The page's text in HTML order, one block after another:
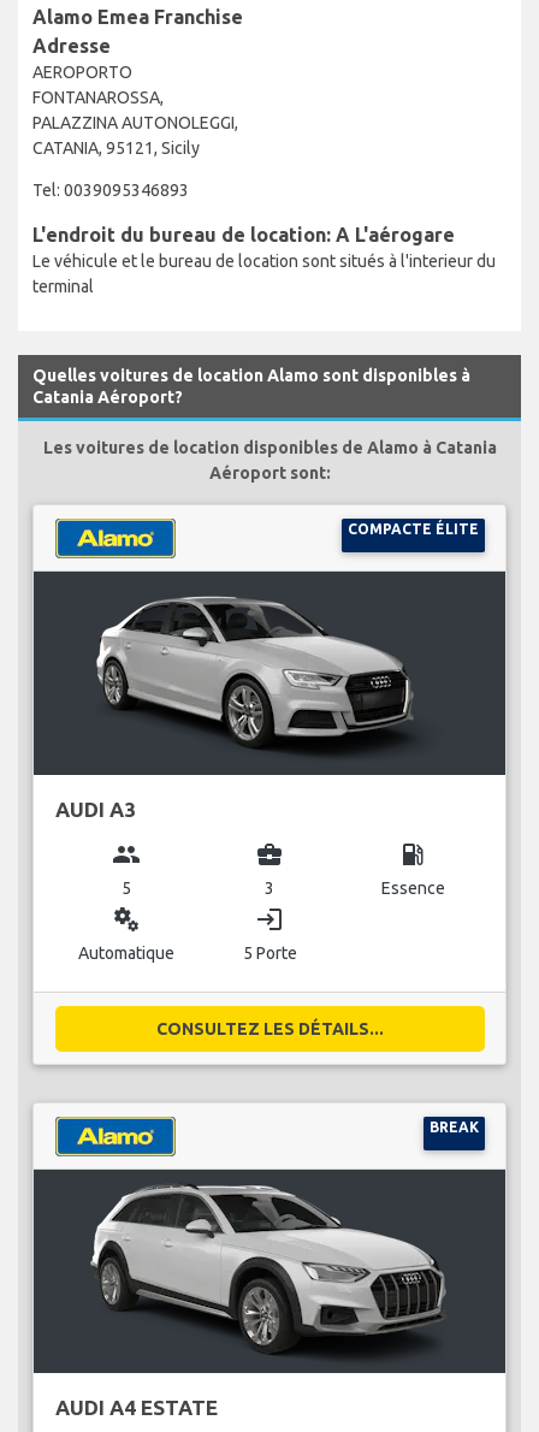
Alamo Emea Franchise
Adresse
AEROPORTO
FONTANAROSSA,
PALAZZINA AUTONOLEGGI,
CATANIA, 95121, Sicily
Tel: 0039095346893
L'endroit du bureau de location: A L'aérogare
Le véhicule et le bureau de location sont situés à l'interieur du
terminal
Quelles voitures de location Alamo sont disponibles à
Catania Aéroport?
Les voitures de location disponibles de Alamo à Catania
Aéroport sont:
COMPACTE ÉLITE
AUDI A3
group
5
business_center
3
local_gas_station
Essence
miscellaneous_services
Automatique
login
5 Porte
CONSULTEZ LES DÉTAILS...
BREAK
AUDI A4 ESTATE